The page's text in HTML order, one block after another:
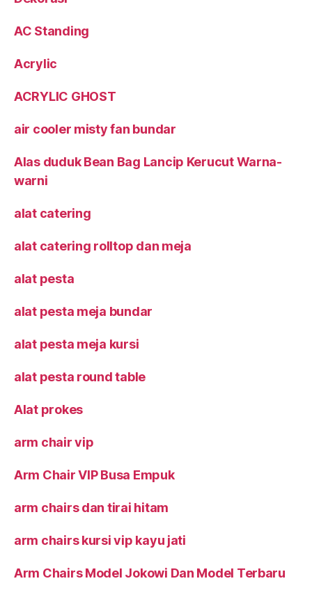
AC Standing
Acrylic
ACRYLIC GHOST
air cooler misty fan bundar
Alas duduk Bean Bag Lancip Kerucut Warna-
warni
alat catering
alat catering rolltop dan meja
alat pesta
alat pesta meja bundar
alat pesta meja kursi
alat pesta round table
Alat prokes
arm chair vip
Arm Chair VIP Busa Empuk
arm chairs dan tirai hitam
arm chairs kursi vip kayu jati
Arm Chairs Model Jokowi Dan Model Terbaru